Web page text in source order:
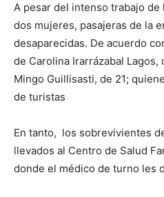
A pesar del intenso trabajo de
dos mujeres, pasajeras de la
desaparecidas. De acuerdo
de Carolina Irarrázabal Lagos,
Mingo Guillisasti, de 21;
de turistas
En tanto, los sobrevivientes
llevados al Centro de Salud
donde el médico de turno les